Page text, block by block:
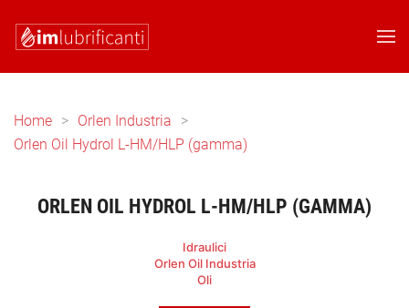
Skip to main content
Home
Orlen Industria
Orlen Oil Hydrol L-HM/HLP (gamma)
ORLEN OIL HYDROL L-HM/HLP (GAMMA)
Idraulici
Orlen Oil Industria
Oli